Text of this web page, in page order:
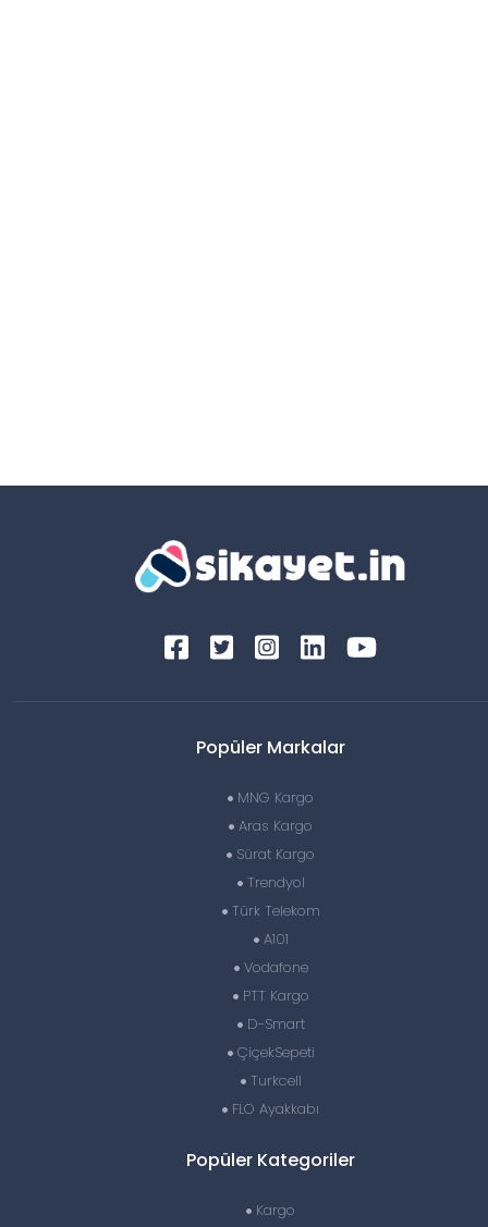
Popüler Markalar
MNG Kargo
Aras Kargo
Sürat Kargo
Trendyol
Türk Telekom
A101
Vodafone
PTT Kargo
D-Smart
ÇiçekSepeti
Turkcell
FLO Ayakkabı
Popüler Kategoriler
Kargo